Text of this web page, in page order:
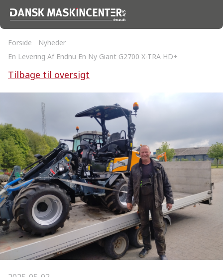
Forside
Nyheder
En Levering Af Endnu En Ny Giant G2700 X-TRA HD+
Tilbage til oversigt